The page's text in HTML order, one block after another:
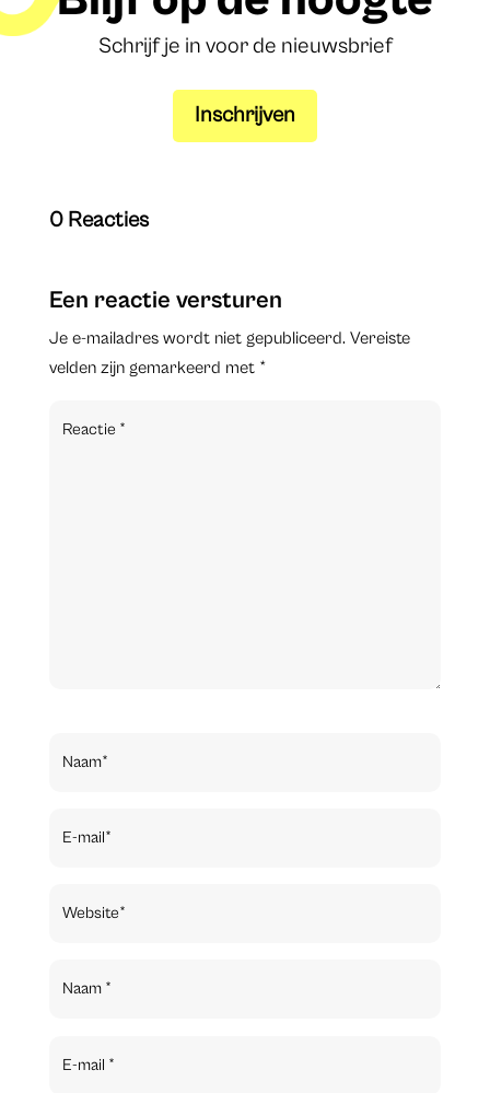
Schrijf je in voor de nieuwsbrief
Inschrijven
0 Reacties
Een reactie versturen
Je e-mailadres wordt niet gepubliceerd. Vereiste
velden zijn gemarkeerd met *